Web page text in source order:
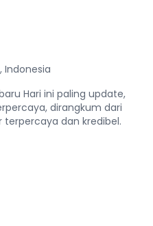
Indonesia
Hari ini paling update,
dirangkum dari
dan kredibel.